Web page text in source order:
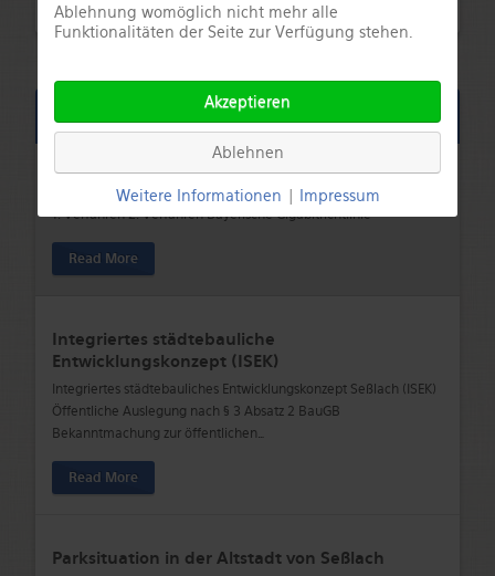
Aktuelle Infos
Breitband und Digitalisierung
1. Verfahren 2. Verfahren Bayerische Gigabitrichtlinie
Read More
Integriertes städtebauliche
Entwicklungskonzept (ISEK)
Integriertes städtebauliches Entwicklungskonzept Seßlach (ISEK)
Öffentliche Auslegung nach § 3 Absatz 2 BauGB
Bekanntmachung zur öffentlichen
Read More
Parksituation in der Altstadt von Seßlach
Ablehnung womöglich nicht mehr alle
Funktionalitäten der Seite zur Verfügung stehen.
Akzeptieren
Ablehnen
Weitere Informationen Impressum